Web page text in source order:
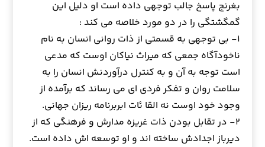
بغرنج پاسخ جالب توجهي داده است او دليل اين
گمگشتگي را در دو مورد خلاصه می کند :
۱- بي توجهي به قسمتي از ذات رواني انسان به نام
ناخودآگاه جمعي كه ميراث نياكان اوست كه مدعي
است توجه به آن و به كنترل درآوردنش انسان را به
سلامت روان و تفكر فردي اي مي رساند كه برآمده از
وجود خود اوست نه القا ئات ابربرنامه ريزان جهاني.
۲- در تقابل بودن ذات غريزه مدارش و فرهنگي كه از
ديرباز اجدادش ساخته اند و او توسعه اش داده است.